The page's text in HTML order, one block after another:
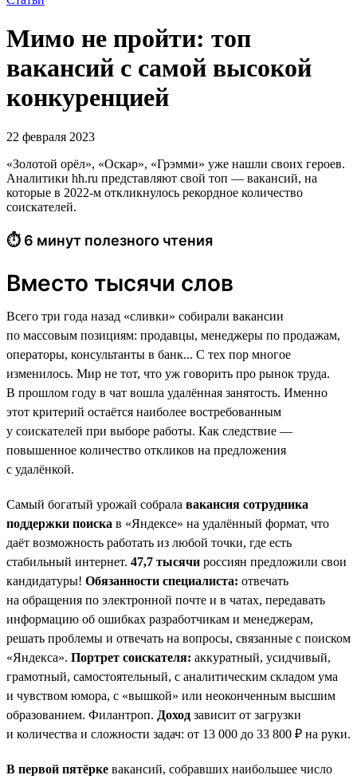
Мимо не пройти: топ
вакансий с самой высокой
конкуренцией
22 февраля 2023
«Золотой орёл», «Оскар», «Грэмми» уже нашли своих героев.
Аналитики hh.ru представляют свой топ — вакансий, на
которые в 2022-м откликнулось рекордное количество
соискателей.
⏱ 6 минут полезного чтения
Вместо тысячи слов
Всего три года назад «сливки» собирали вакансии
по массовым позициям: продавцы, менеджеры по продажам,
операторы, консультанты в банк... С тех пор многое
изменилось. Мир не тот, что уж говорить про рынок труда.
В прошлом году в чат вошла удалённая занятость. Именно
этот критерий остаётся наиболее востребованным
у соискателей при выборе работы. Как следствие —
повышенное количество откликов на предложения
с удалёнкой.
Самый богатый урожай собрала вакансия сотрудника
поддержки поиска в «Яндексе» на удалённый формат, что
даёт возможность работать из любой точки, где есть
стабильный интернет. 47,7 тысячи россиян предложили свои
кандидатуры! Обязанности специалиста: отвечать
на обращения по электронной почте и в чатах, передавать
информацию об ошибках разработчикам и менеджерам,
решать проблемы и отвечать на вопросы, связанные с поиском
«Яндекса». Портрет соискателя: аккуратный, усидчивый,
грамотный, самостоятельный, с аналитическим складом ума
и чувством юмора, с «вышкой» или неоконченным высшим
образованием. Филантроп. Доход зависит от загрузки
и количества и сложности задач: от 13 000 до 33 800 ₽ на руки.
В первой пятёрке вакансий, собравших наибольшее число